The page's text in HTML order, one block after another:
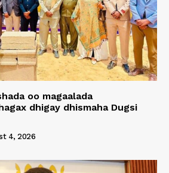
oo magaalada
dhigay dhismaha Dugsi
4, 2026